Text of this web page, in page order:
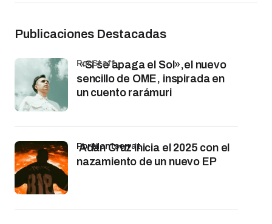
Publicaciones Destacadas
«Si se apaga el Sol»,el nuevo
sencillo de OME, inspirada en
un cuento rarámuri
por Staff
Adán Cruz inicia el 2025 con el
nazamiento de un nuevo EP
por Montserrat